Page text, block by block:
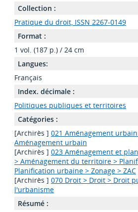
Collection :
Pratique du droit, ISSN 2267-0149
Format :
1 vol. (187 p.) / 24 cm
Langues:
Français
Index. décimale :
Politiques publiques et territoires
Catégories :
[Archirès ] 021 Aménagement
Aménagement urbain
[Archirès ] 023 Aménagement et
> Aménagement du territoire >
Planification urbaine > Zonage > ZAC
[Archirès ] 070 Droit > Droit > Droit
l'urbanisme
Résumé :